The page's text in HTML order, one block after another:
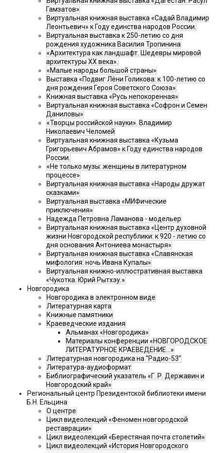
Гамзатов»
Виртуальная книжная выставка «Садай Владимир
Леонтьевич» к Году единства народов России.
Виртуальная выставка к 250-летию со дня
рождения художника Василия Тропинина
«Архитектура как ландшафт. Шедевры мировой
архитектуры XX века».
«Малые народы большой страны»
Выставка «Подвиг Лёни Голикова: к 100-летию со
дня рождения Героя Советского Союза»
Книжная выставка «Русь непокоренная»
Виртуальная книжная выставка «Софрон и Семен
Даниловы»
«Творцы российской науки». Владимир
Николаевич Челомей
Виртуальная книжная выставка «Кузьма
Григорьевич Абрамов» к Году единства народов
России.
«Не только музы: женщины в литературном
процессе»
Виртуальная книжная выставка «Народы дружат
сказками»
Виртуальная выставка «МИФические
приключения»
Надежда Петровна Ламанова - модельер
Виртуальная книжная выставка «Центр духовной
жизни Новгородской республики: к 920 - летию со
дня основания Антониева монастыря»
Виртуальная книжная выставка «Славянская
мифология: ночь Ивана Купалы»
Виртуальная книжно-иллюстративная выставка
«Чукотка. Юрий Рытхэу.»
Новгородика
Новгородика в электронном виде
Литературная карта
Книжные памятники
Краеведческие издания
Альманах «Новгородика»
Материалы конференции «НОВГОРОДСКОЕ
ЛИТЕРАТУРНОЕ КРАЕВЕДЕНИЕ...»
Литературная новгородика на "Радио-53"
Литература-аудиоформат
Библиографический указатель «Г. Р. Державин и
Новгородский край»
Региональный центр Президентской библиотеки имени
Б.Н. Ельцина
О центре
Цикл видеолекций «Феномен новгородской
реставрации»
Цикл видеолекций «Берестяная почта столетий»
Цикл видеолекций «История Новгородского